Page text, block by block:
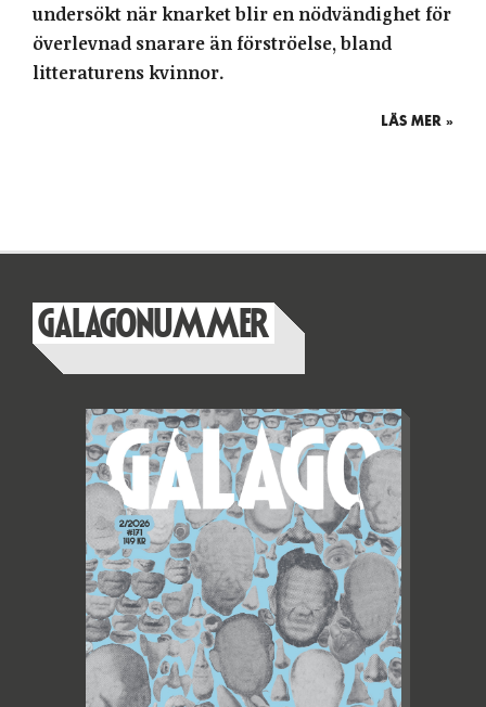
undersökt när knarket blir en nödvändighet för
överlevnad snarare än förströelse, bland
litteraturens kvinnor.
LÄS MER »
GALAGONUMMER